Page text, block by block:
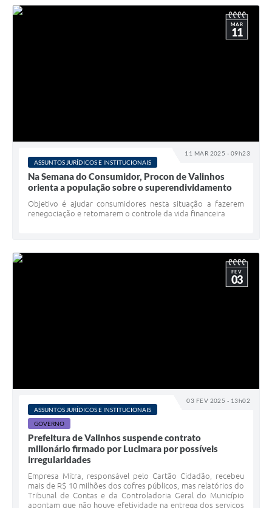
11 MAR 2025 - 09h23
MAR
11
ASSUNTOS JURÍDICOS E INSTITUCIONAIS
Na Semana do Consumidor, Procon de Valinhos
orienta a população sobre o superendividamento
Objetivo é ajudar consumidores nesta situação a fazerem
renegociação e retomarem o controle da vida financeira
03 FEV 2025 - 13h02
FEV
03
ASSUNTOS JURÍDICOS E INSTITUCIONAIS
GOVERNO
Prefeitura de Valinhos suspende contrato
milionário firmado por Lucimara por possíveis
irregularidades
Empresa Mitra, responsável pelo Cartão Cidadão, recebeu
mais de R$ 10 milhões dos cofres públicos, mas relatórios do
Tribunal de Contas e da Controladoria Geral do Município
apontam que não houve efetividade na entrega dos serviços